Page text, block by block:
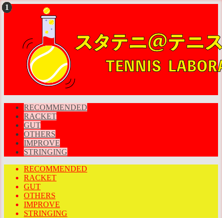
RECOMMENDED
RACKET
GUT
OTHERS
IMPROVE
STRINGING
RECOMMENDED
RACKET
GUT
OTHERS
IMPROVE
STRINGING